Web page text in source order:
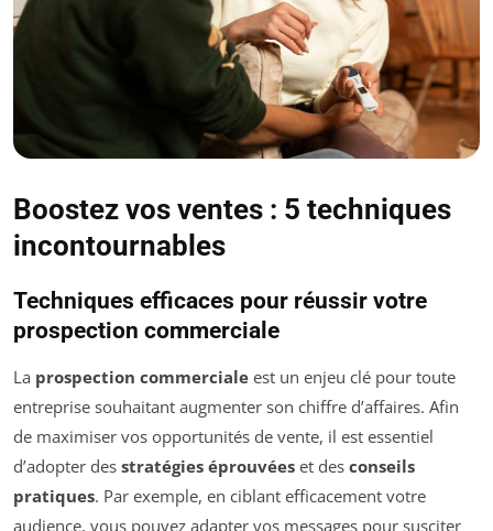
Boostez vos ventes : 5 techniques
incontournables
Techniques efficaces pour réussir votre
prospection commerciale
La prospection commerciale est un enjeu clé pour toute
entreprise souhaitant augmenter son chiffre d’affaires. Afin
de maximiser vos opportunités de vente, il est essentiel
d’adopter des stratégies éprouvées et des conseils
pratiques. Par exemple, en ciblant efficacement votre
audience, vous pouvez adapter vos messages pour susciter